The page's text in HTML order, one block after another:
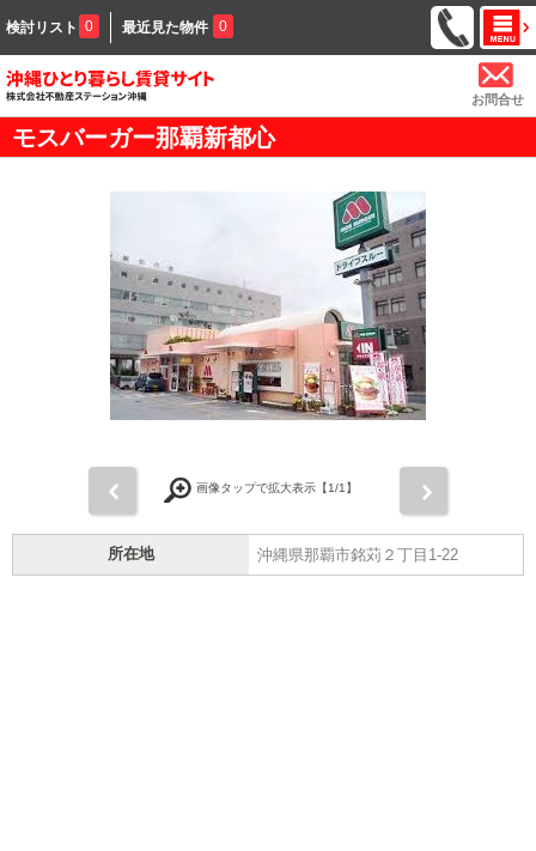
検討リスト 0 最近見た物件 0
お問合せ
モスバーガー那覇新都心
画像タップで拡大表示【1/1】
所在地 沖縄県那覇市銘苅２丁目1-22